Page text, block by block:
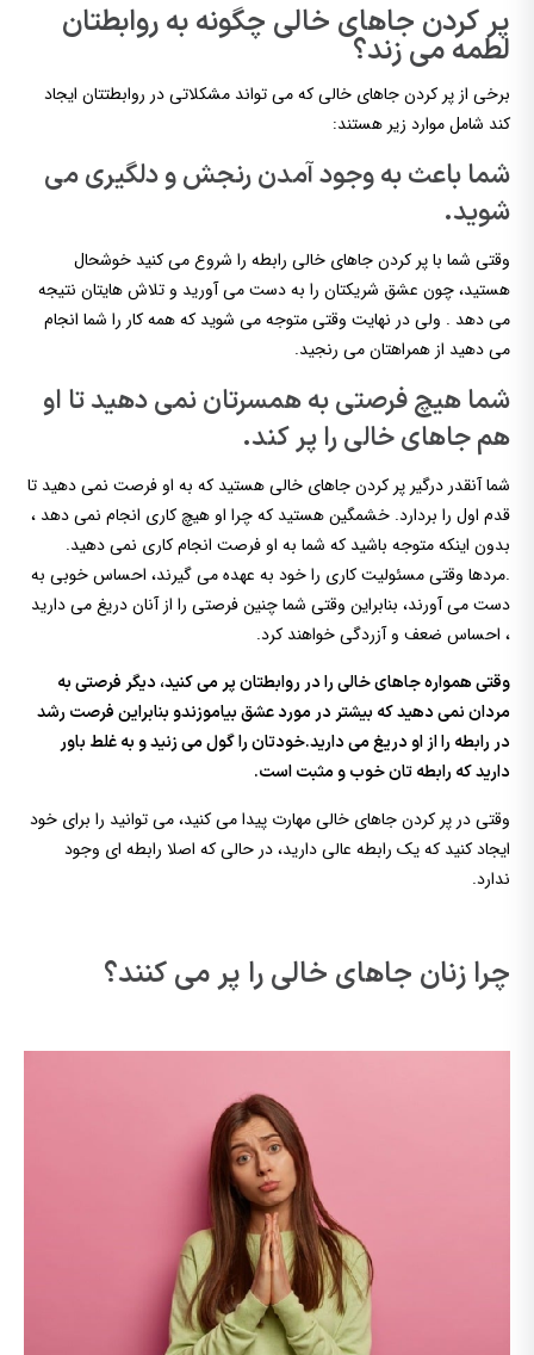
پر کردن جاهای خالی چگونه به روابطتان
لطمه می زند؟
برخی از پر کردن جاهای خالی که می تواند مشکلاتی در روابطتتان ایجاد
کند شامل موارد زیر هستند:
شما باعث به وجود آمدن رنجش و دلگیری می
شوید.
وقتی شما با پر کردن جاهای خالی رابطه را شروع می کنید خوشحال
هستید، چون عشق شریکتان را به دست می آورید و تلاش هایتان نتیجه
می دهد . ولی در نهایت وقتی متوجه می شوید که همه کار را شما انجام
می دهید از همراهتان می رنجید.
شما هیچ فرصتی به همسرتان نمی دهید تا او
هم جاهای خالی را پر کند.
شما آنقدر درگیر پر کردن جاهای خالی هستید که به او فرصت نمی دهید تا
قدم اول را بردارد. خشمگین هستید که چرا او هیچ کاری انجام نمی دهد ،
بدون اینکه متوجه باشید که شما به او فرصت انجام کاری نمی دهید.
.مردها وقتی مسئولیت کاری را خود به عهده می گیرند، احساس خوبی به
دست می آورند، بنابراین وقتی شما چنین فرصتی را از آنان دریغ می دارید
، احساس ضعف و آزردگی خواهند کرد.
وقتی همواره جاهای خالی را در روابطتان پر می کنید، دیگر فرصتی به
مردان نمی دهید که بیشتر در مورد عشق بیاموزندو بنابراین فرصت رشد
در رابطه را از او دریغ می دارید.خودتان را گول می زنید و به غلط باور
دارید که رابطه تان خوب و مثبت است.
وقتی در پر کردن جاهای خالی مهارت پیدا می کنید، می توانید را برای خود
ایجاد کنید که یک رابطه عالی دارید، در حالی که اصلا رابطه ای وجود
ندارد.
چرا زنان جاهای خالی را پر می کنند؟